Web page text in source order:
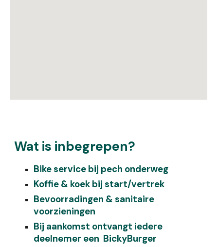
Wat is inbegrepen?
Bike service bij pech onderweg
Koffie & koek bij start/vertrek
Bevoorradingen & sanitaire
voorzieningen
Bij aankomst ontvangt iedere
deelnemer een BickyBurger